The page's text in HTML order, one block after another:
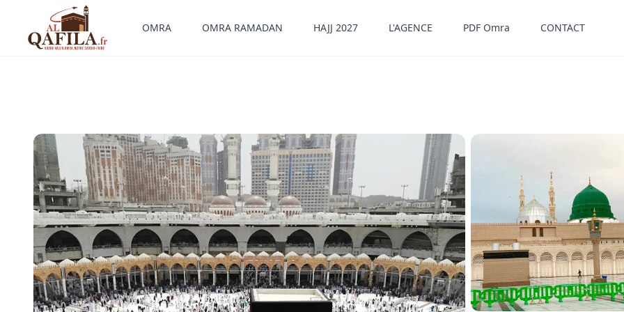
OMRA OMRA RAMADAN HAJJ 2027 L'AGENCE PDF Omra CONTACT